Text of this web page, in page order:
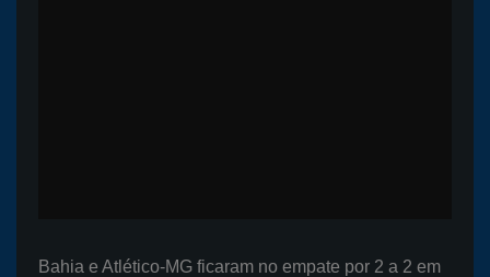
Bahia e Atlético-MG ficaram no empate por 2 a 2 em